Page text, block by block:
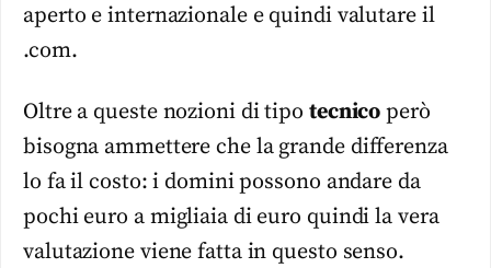
aperto e internazionale e quindi valutare il
.com.
Oltre a queste nozioni di tipo tecnico però
bisogna ammettere che la grande differenza
lo fa il costo: i domini possono andare da
pochi euro a migliaia di euro quindi la vera
valutazione viene fatta in questo senso.